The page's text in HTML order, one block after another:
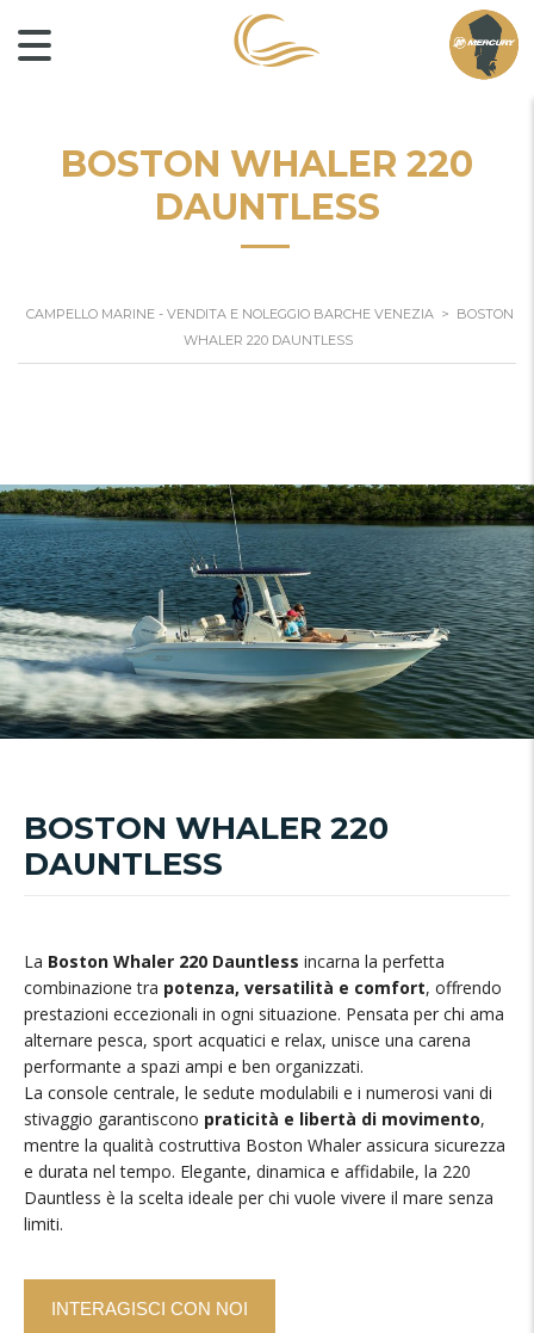
BOSTON WHALER 220
DAUNTLESS
CAMPELLO MARINE - VENDITA E NOLEGGIO BARCHE VENEZIA > BOSTON
WHALER 220 DAUNTLESS
BOSTON WHALER 220
DAUNTLESS
La Boston Whaler 220 Dauntless incarna la perfetta
combinazione tra potenza, versatilità e comfort, offrendo
prestazioni eccezionali in ogni situazione. Pensata per chi ama
alternare pesca, sport acquatici e relax, unisce una carena
performante a spazi ampi e ben organizzati.
La console centrale, le sedute modulabili e i numerosi vani di
stivaggio garantiscono praticità e libertà di movimento,
mentre la qualità costruttiva Boston Whaler assicura sicurezza
e durata nel tempo. Elegante, dinamica e affidabile, la 220
Dauntless è la scelta ideale per chi vuole vivere il mare senza
limiti.
INTERAGISCI CON NOI